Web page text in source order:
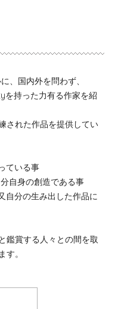
、国内外を問わず、
持った力有る作家を紹
された作品を提供してい
ている事
自身の創造である事
自分の生み出した作品に
賞する人々との間を取
す。